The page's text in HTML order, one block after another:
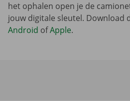
het ophalen open je de
jouw digitale sleutel. Download
Android ofApple.